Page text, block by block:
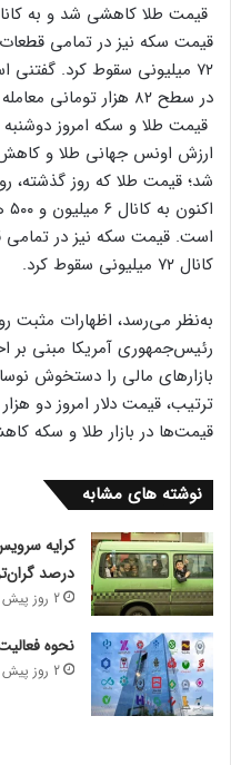
قیمت سکه نیز در تمامی
۷۲ میلیونی سقوط کرد.
در سطح ۸۲ هزار تومانی معامله می‌شود.
ارزش اونس جهانی طلا و کاهش
است. قیمت سکه نیز در
کانال ۷۲ میلیونی سقوط کرد.
به‌نظر می‌رسد، اظهارات مثبت
رئیس‌جمهوری آمریکا مبنی بر
بازارهای مالی را دستخوش
ترتیب، قیمت دلار امروز دو
قیمت‌ها در بازار طلا و سکه
نوشته های مشابه
درصد
2 روز پیش
نحوه فعالیت
2 روز پیش